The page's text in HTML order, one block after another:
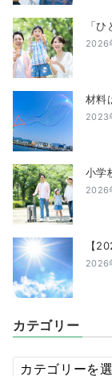
「
2026
材料
2023
小学
2026
【
2026
カテゴリー
カ